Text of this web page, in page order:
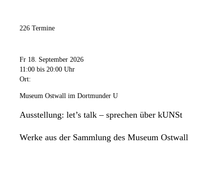
226 Termine
Fr 18. September 2026
11:00 bis 20:00 Uhr
Ort:
Museum Ostwall im Dortmunder U
Ausstellung: let’s talk – sprechen über kUNSt
Werke aus der Sammlung des Museum Ostwall